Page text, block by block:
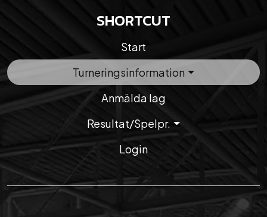
SHORTCUT
Start
Turneringsinformation
Anmälda lag
Resultat/Spelpr.
Login